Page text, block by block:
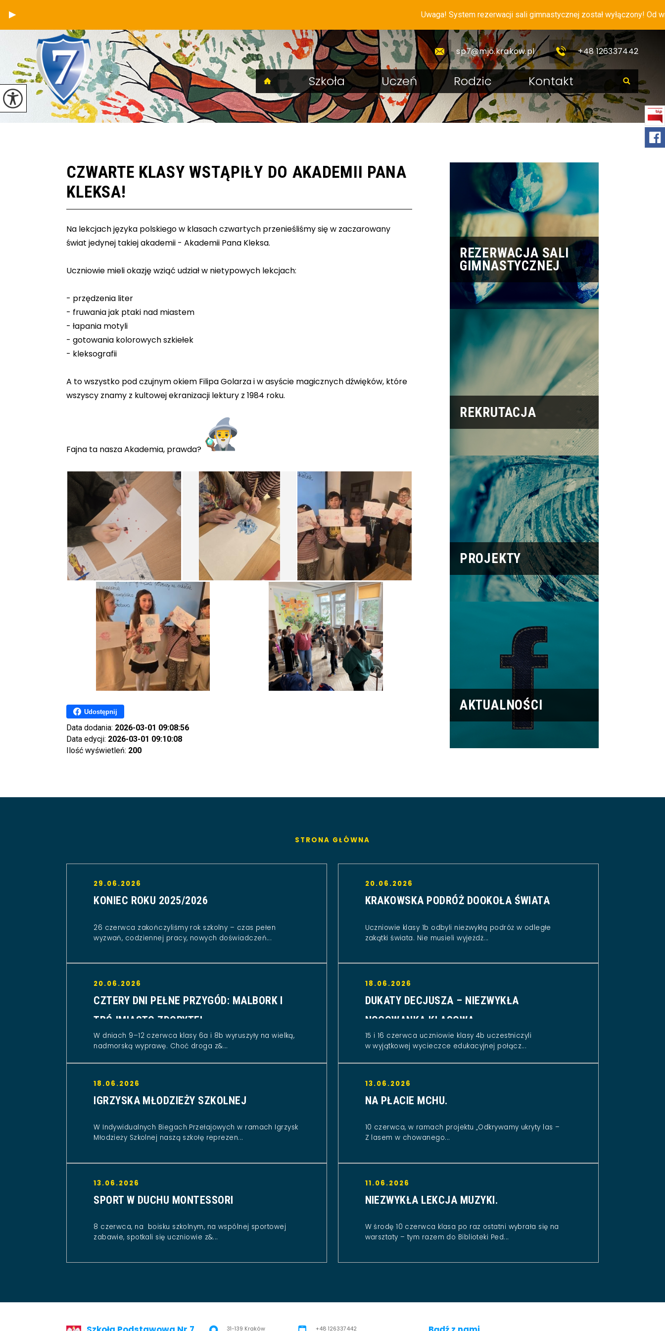
Uwaga! System rezerwacji sali gimnastycznej został wyłączony! Od
sp7@mjo.krakow.pl +48 126337442
Szkoła Uczeń Rodzic Kontakt
CZWARTE KLASY WSTĄPIŁY DO AKADEMII PANA
KLEKSA!
Na lekcjach języka polskiego w klasach czwartych przenieśliśmy się w zaczarowany
świat jedynej takiej akademii - Akademii Pana Kleksa.
Uczniowie mieli okazję wziąć udział w nietypowych lekcjach:
- przędzenia liter
- fruwania jak ptaki nad miastem
- łapania motyli
- gotowania kolorowych szkiełek
- kleksografii
A to wszystko pod czujnym okiem Filipa Golarza i w asyście magicznych dźwięków, które
wszyscy znamy z kultowej ekranizacji lektury z 1984 roku.
Fajna ta nasza Akademia, prawda?
Udostępnij
Data dodania: 2026-03-01 09:08:56
Data edycji: 2026-03-01 09:10:08
Ilość wyświetleń: 200
REZERWACJA SALI
GIMNASTYCZNEJ
REKRUTACJA
PROJEKTY
AKTUALNOŚCI
STRONA GŁÓWNA
29.06.2026
KONIEC ROKU 2025/2026
26 czerwca zakończyliśmy rok szkolny – czas pełen
wyzwań, codziennej pracy, nowych doświadczeń...
20.06.2026
KRAKOWSKA PODRÓŻ DOOKOŁA ŚWIATA
Uczniowie klasy 1b odbyli niezwykłą podróż w odległe
zakątki świata. Nie musieli wyjeżdż...
20.06.2026
CZTERY DNI PEŁNE PRZYGÓD: MALBORK I
TRÓJMIASTO ZDOBYTE!
W dniach 9–12 czerwca klasy 6a i 8b wyruszyły na wielką,
nadmorską wyprawę. Choć droga z&...
18.06.2026
DUKATY DECJUSZA – NIEZWYKŁA
NOCOWANKA KLASOWA
15 i 16 czerwca uczniowie klasy 4b uczestniczyli
w wyjątkowej wycieczce edukacyjnej połącz...
18.06.2026
IGRZYSKA MŁODZIEŻY SZKOLNEJ
W Indywidualnych Biegach Przełajowych w ramach Igrzysk
Młodzieży Szkolnej naszą szkołę reprezen...
13.06.2026
NA PŁACIE MCHU.
10 czerwca, w ramach projektu „Odkrywamy ukryty las –
Z lasem w chowanego...
13.06.2026
SPORT W DUCHU MONTESSORI
8 czerwca, na boisku szkolnym, na wspólnej sportowej
zabawie, spotkali się uczniowie z&...
11.06.2026
NIEZWYKŁA LEKCJA MUZYKI.
W środę 10 czerwca klasa po raz ostatni wybrała się na
warsztaty – tym razem do Biblioteki Ped...
Adres pocztowy:
31-139 Kraków +48 126337442